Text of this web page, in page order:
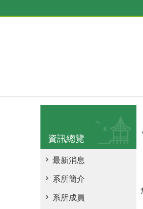
資訊總覽
最新消息
系所簡介
系所成員